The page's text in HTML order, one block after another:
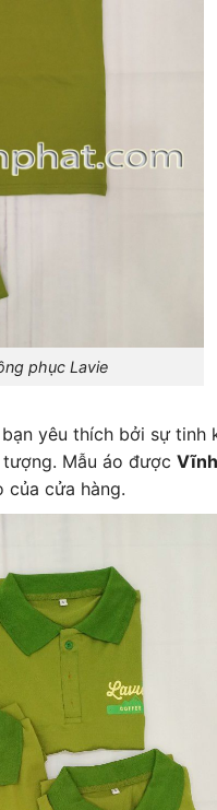
Lavie
yêu thích bởi sự tinh
Mẫu áo được
cửa hàng.